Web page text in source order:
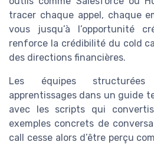
tracer chaque appel, chaque
vous jusqu’à l’opportunité
renforce la crédibilité du cold
des directions financières.
Les équipes
apprentissages dans un guide
avec les scripts qui
exemples concrets de
call cesse alors d’être perçu